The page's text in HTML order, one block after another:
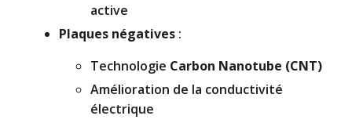
active
Plaques négatives :
Technologie Carbon Nanotube (CNT)
Amélioration de la conductivité
électrique